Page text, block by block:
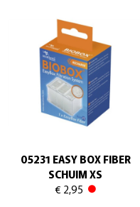
05231 EASY BOX FIBER
SCHUIM XS
€ 2,95